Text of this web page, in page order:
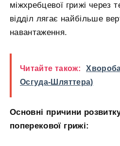
міжхребцевої грижі через
відділ лягає найбільше
навантаження.
Читайте також:
Осгуда-Шляттера)
Основні причини
поперекової грижі: